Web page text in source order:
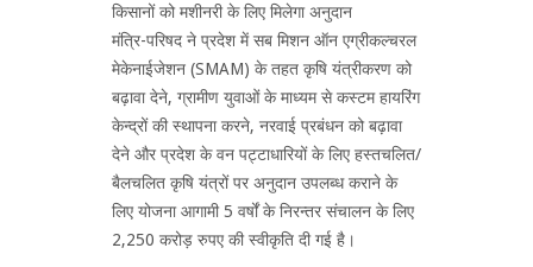
किसानों को मशीनरी के लिए मिलेगा अनुदान
मंत्रि-परिषद ने प्रदेश में सब मिशन ऑन एग्रीकल्चरल
मेकेनाईजेशन (SMAM) के तहत कृषि यंत्रीकरण को
बढ़ावा देने, ग्रामीण युवाओं के माध्यम से कस्टम हायरिंग
केन्द्रों की स्थापना करने, नरवाई प्रबंधन को बढ़ावा
देने और प्रदेश के वन पट्टाधारियों के लिए हस्तचलित/
बैलचलित कृषि यंत्रों पर अनुदान उपलब्ध कराने के
लिए योजना आगामी 5 वर्षों के निरन्तर संचालन के लिए
2,250 करोड़ रुपए की स्वीकृति दी गई है।